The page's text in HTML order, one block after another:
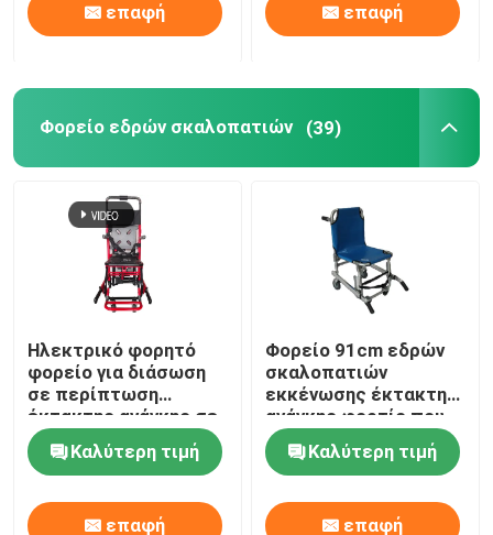
επαφή επαφή
Φορείο εδρών σκαλοπατιών (39)
Ηλεκτρικό φορητό
φορείο για διάσωση
σε περίπτωση
έκτακτης ανάγκης σε
σκάλες και
διαδρόμους
Καλύτερη τιμή
επαφή
Φορείο 91cm εδρών
σκαλοπατιών
εκκένωσης έκτακτης
ανάγκης φορτίο που
αντέχει 159KG
Καλύτερη τιμή
επαφή